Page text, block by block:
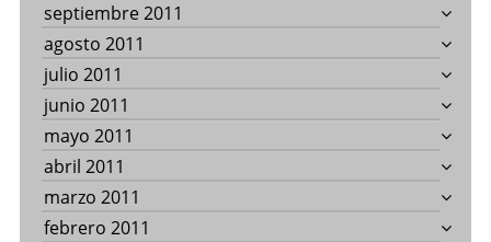
septiembre 2011
agosto 2011
julio 2011
junio 2011
mayo 2011
abril 2011
marzo 2011
febrero 2011